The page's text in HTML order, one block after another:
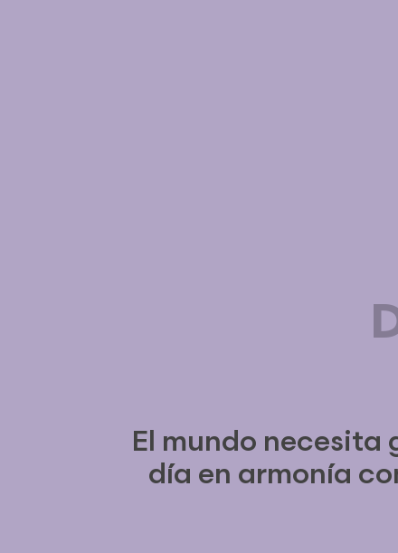
El mundo
día en armonía